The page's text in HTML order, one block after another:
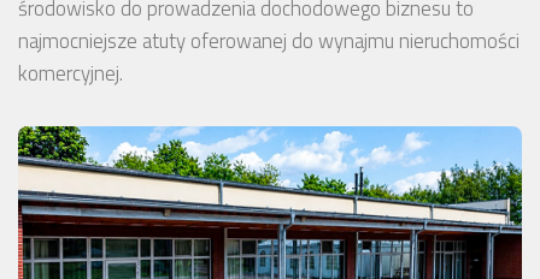
środowisko do prowadzenia dochodowego biznesu to
najmocniejsze atuty oferowanej do wynajmu nieruchomości
komercyjnej.